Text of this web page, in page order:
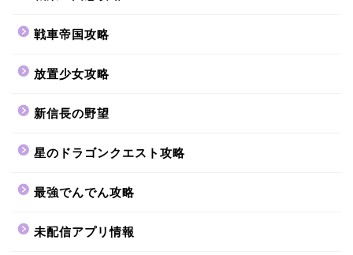
戦車帝国攻略
放置少女攻略
新信長の野望
星のドラゴンクエスト攻略
最強でんでん攻略
未配信アプリ情報